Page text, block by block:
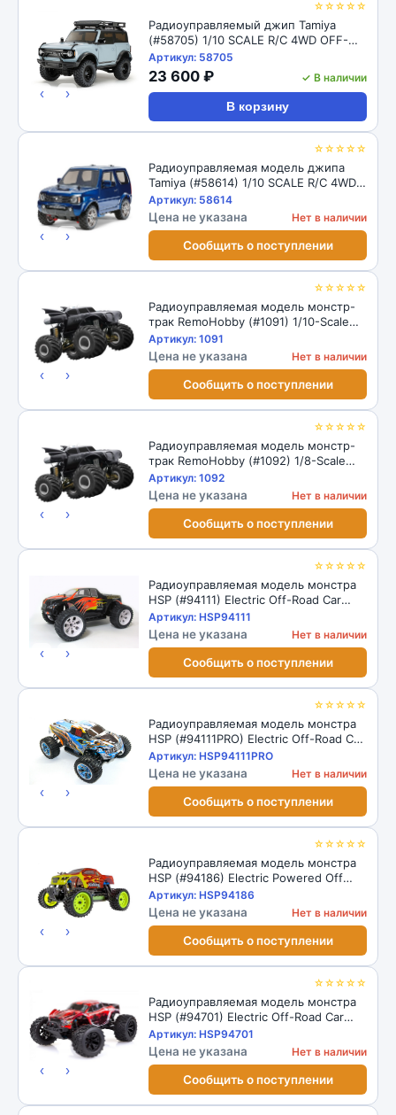
☆☆☆☆☆
‹ ›
Радиоуправляемый джип Tamiya
(#58705) 1/10 SCALE R/C 4WD OFF-
ROAD CAR FORD BRONCO 2021 (CC-02
CHASSIS)
Артикул: 58705
23 600 ₽ ✓ В наличии
В корзину
☆☆☆☆☆
‹ ›
Радиоуправляемая модель джипа
Tamiya (#58614) 1/10 SCALE R/C 4WD
HIGH PERFORMANCE OFF ROAD CAR
SUZUKI JIMNY (JB23) (MF-01X
CHASSIS)
Артикул: 58614
Цена не указана Нет в наличии
Сообщить о поступлении
☆☆☆☆☆
‹ ›
Радиоуправляемая модель монстр-
трак RemoHobby (#1091) 1/10-Scale
Electric 4WD 2.4GHZ RC Off-Road
Monster Truck Batman
Артикул: 1091
Цена не указана Нет в наличии
Сообщить о поступлении
☆☆☆☆☆
‹ ›
Радиоуправляемая модель монстр-
трак RemoHobby (#1092) 1/8-Scale
Electric 4WD 2.4GHZ RC Off-Road
Monster Truck Batman
Артикул: 1092
Цена не указана Нет в наличии
Сообщить о поступлении
☆☆☆☆☆
‹ ›
Радиоуправляемая модель монстра
HSP (#94111) Electric Off-Road Car
Brontosaurus 1/10
Артикул: HSP94111
Цена не указана Нет в наличии
Сообщить о поступлении
☆☆☆☆☆
‹ ›
Радиоуправляемая модель монстра
HSP (#94111PRO) Electric Off-Road Car
Brontosaurus 1/10
Артикул: HSP94111PRO
Цена не указана Нет в наличии
Сообщить о поступлении
☆☆☆☆☆
‹ ›
Радиоуправляемая модель монстра
HSP (#94186) Electric Powered Off
Road Monster Truck 1/16 2.4GHz
Артикул: HSP94186
Цена не указана Нет в наличии
Сообщить о поступлении
☆☆☆☆☆
‹ ›
Радиоуправляемая модель монстра
HSP (#94701) Electric Off-Road Car
Wolverine 1/10
Артикул: HSP94701
Цена не указана Нет в наличии
Сообщить о поступлении